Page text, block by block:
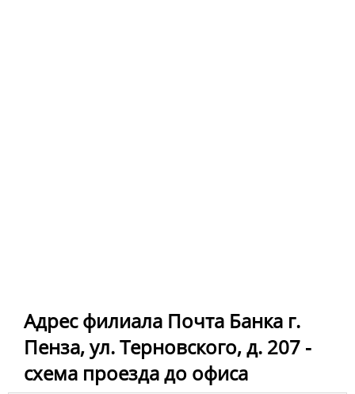
Адрес филиала Почта Банка г.
Пенза, ул. Терновского, д. 207 -
схема проезда до офиса